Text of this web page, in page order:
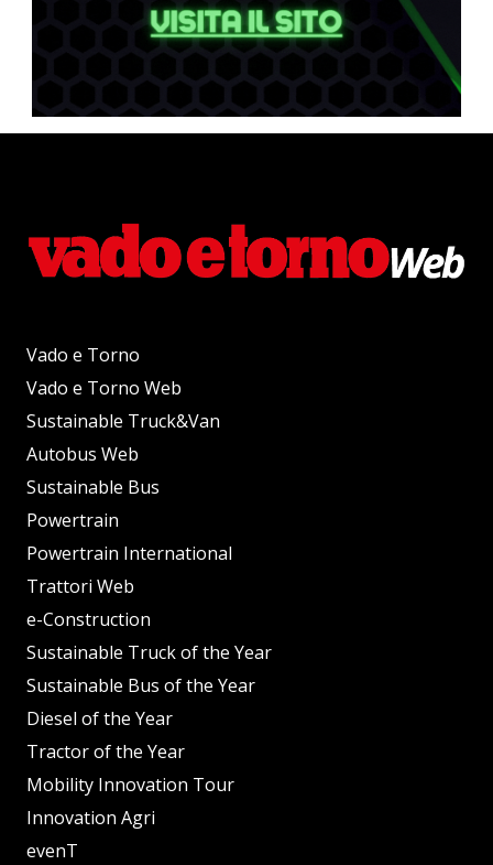
Vado e Torno
Vado e Torno Web
Sustainable Truck&Van
Autobus Web
Sustainable Bus
Powertrain
Powertrain International
Trattori Web
e-Construction
Sustainable Truck of the Year
Sustainable Bus of the Year
Diesel of the Year
Tractor of the Year
Mobility Innovation Tour
Innovation Agri
evenT